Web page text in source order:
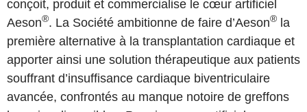
conçoit, produit et commercialise le cœur artificiel
Aeson®. La Société ambitionne de faire d’Aeson® la
première alternative à la transplantation cardiaque et
apporter ainsi une solution thérapeutique aux patients
souffrant d’insuffisance cardiaque biventriculaire
avancée, confrontés au manque notoire de greffons